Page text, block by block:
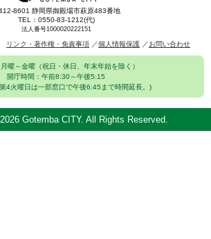
8601 静岡県御殿場市萩原483番地
TEL：0550-83-1212(代)
法人番号1000020222151
リンク・著作権・免責事項 個人情報保護 お問い合わせ
曜～金曜（祝日・休日、年末年始を除く）
開庁時間：午前8:30～午後5:15
第4火曜日は一部窓口で午後6:45まで時間延長。)
2026 Gotemba CITY. All Rights Reserved.